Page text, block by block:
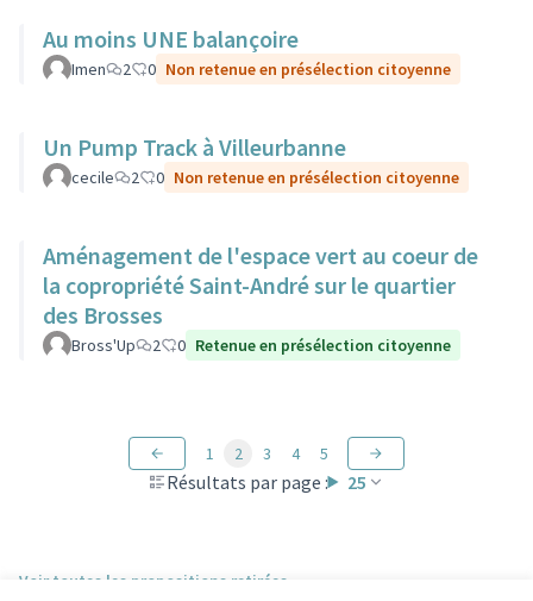
Au moins UNE balançoire
Imen 2 0 Non retenue en présélection citoyenne
Un Pump Track à Villeurbanne
cecile 2 0 Non retenue en présélection citoyenne
Aménagement de l'espace vert au coeur de
la copropriété Saint-André sur le quartier
des Brosses
Bross'Up 2 0 Retenue en présélection citoyenne
Résultats par page : 25
1 2 3 4 5
Voir toutes les propositions retirées